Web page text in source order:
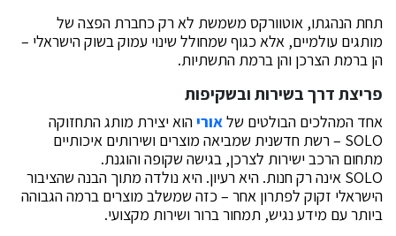
תחת הנהגתו, אוטוורקס משמשת לא רק כחברת הפצה של
מותגים עולמיים, אלא כגוף שמחולל שינוי עמוק בשוק הישראלי –
הן ברמת הצרכן והן ברמת התשתיות.
פריצת דרך בשירות ובשקיפות
אחד המהלכים הבולטים שלאוריהוא יצירת מותג התחזוקה
SOLO – רשת חדשנית שמביאה מוצרים ושירותים איכותיים
מתחום הרכב ישירות לצרכן, בגישה שקופה והוגנת.
SOLO אינה רק חנות. היא רעיון. היא נולדה מתוך הבנה שהציבור
הישראלי זקוק לפתרון אחר – כזה שמשלב מוצרים ברמה הגבוהה
ביותר עם מידע נגיש, תמחור ברור ושירות מקצועי.